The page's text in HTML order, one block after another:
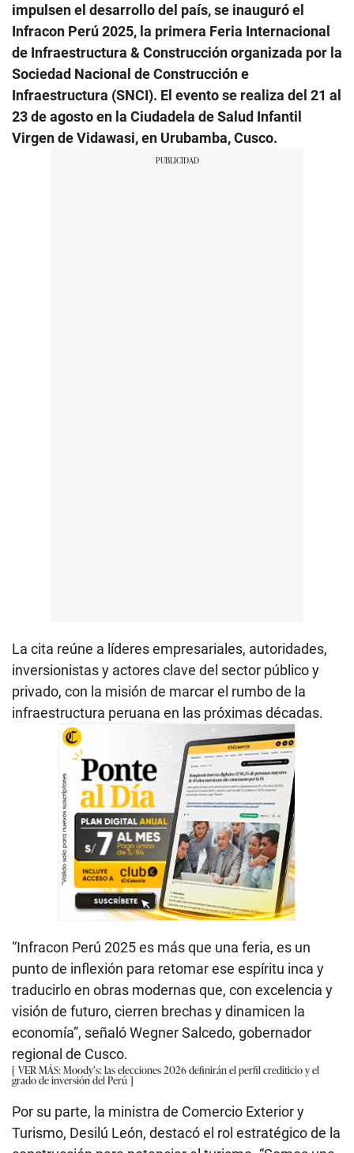
impulsen el desarrollo del país, se inauguró el
Infracon Perú 2025, la primera Feria Internacional
de Infraestructura & Construcción organizada por la
Sociedad Nacional de Construcción e
Infraestructura (SNCI). El evento se realiza del 21 al
23 de agosto en la Ciudadela de Salud Infantil
Virgen de Vidawasi, en Urubamba, Cusco.
La cita reúne a líderes empresariales, autoridades,
inversionistas y actores clave del sector público y
privado, con la misión de marcar el rumbo de la
infraestructura peruana en las próximas décadas.
“Infracon Perú 2025 es más que una feria, es un
punto de inflexión para retomar ese espíritu inca y
traducirlo en obras modernas que, con excelencia y
visión de futuro, cierren brechas y dinamicen la
economía”, señaló Wegner Salcedo, gobernador
regional de Cusco.
VER MÁS: Moody’s: las elecciones 2026 definirán el perfil crediticio y el
grado de inversión del Perú
Por su parte, la ministra de Comercio Exterior y
Turismo, Desilú León, destacó el rol estratégico de la